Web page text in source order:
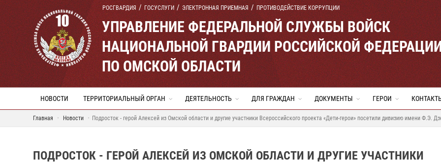
РОСГВАРДИЯ ГОСУСЛУГИ ЭЛЕКТРОННАЯ ПРИЕМНАЯ ПРОТИВОДЕЙСТВИЕ КОРРУПЦИИ
УПРАВЛЕНИЕ ФЕДЕРАЛЬНОЙ СЛУЖБЫ ВОЙСК
НАЦИОНАЛЬНОЙ ГВАРДИИ РОССИЙСКОЙ
ПО ОМСКОЙ ОБЛАСТИ
НОВОСТИ ТЕРРИТОРИАЛЬНЫЙ ОРГАН ДЕЯТЕЛЬНОСТЬ ДЛЯ ГРАЖДАН ДОКУМЕНТЫ ГЕРОИ
Главная Новости Подросток - герой Алексей из Омской области и другие участники Всероссийского проекта «Дети-герои» посетили дивизию имени Ф.Э.
ПОДРОСТОК - ГЕРОЙ АЛЕКСЕЙ ИЗ ОМСКОЙ ОБЛАСТИ И ДРУГИЕ УЧАСТНИКИ